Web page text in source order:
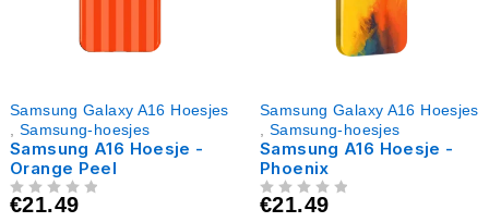
Samsung Galaxy A16 Hoesjes
, Samsung-hoesjes
Samsung A16 Hoesje -
Orange Peel
€21.49
Samsung Galaxy A16 Hoesjes
, Samsung-hoesjes
Samsung A16 Hoesje -
Phoenix
€21.49